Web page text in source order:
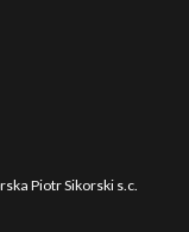
Piotr Sikorski s.c.